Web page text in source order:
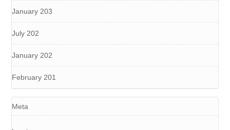
January 203
July 202
January 202
February 201
Meta